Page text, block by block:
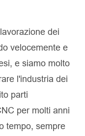
dei
velocemente e
e siamo molto
l'industria dei
parti
per molti anni
tempo, sempre